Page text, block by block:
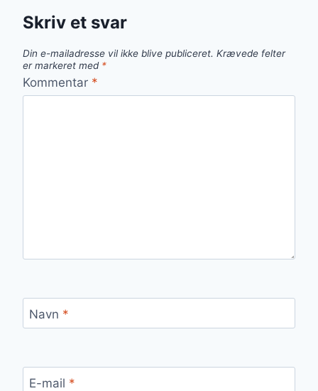
Skriv et svar
Din e-mailadresse vil ikke blive publiceret. Krævede felter
er markeret med *
Kommentar *
Navn *
E-mail *